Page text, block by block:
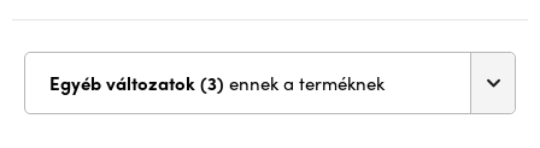
Egyéb változatok (3) ennek a terméknek